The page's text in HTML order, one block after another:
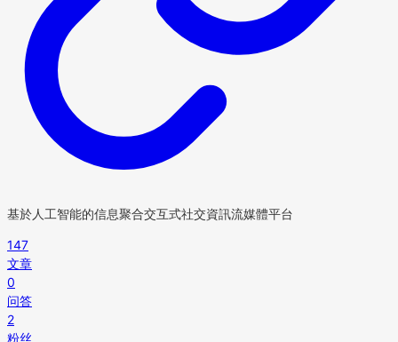
基於人工智能的信息聚合交互式社交資訊流媒體平台
147
文章
0
问答
2
粉丝